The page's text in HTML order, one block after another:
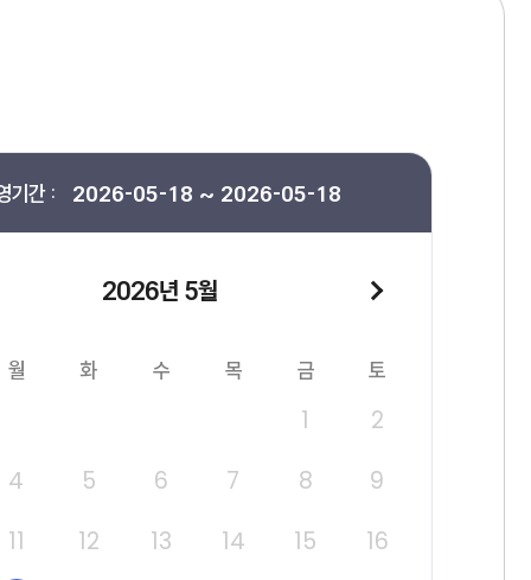
기간 : 2026-05-18 ~ 2026-05-18
2026년 5월
월 화 수 목 금 토
1
2
4
5 6 7 8
9
11
12 13 14 15
16